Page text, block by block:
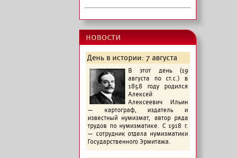
новости
День в истории: 7 августа
В этот день (19
августа по ст.с.) в
1858 году родился
Алексей
Алексеевич Ильин
— картограф, издатель и
известный нумизмат, автор ряда
трудов по нумизматике. С 1918 г.
— сотрудник отдела нумизматики
Государственного Эрмитажа.